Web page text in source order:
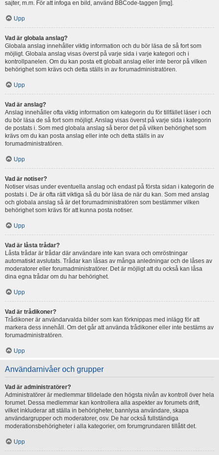
sajter, m.m. För att infoga en bild, använd BBCode-taggen [img].
Upp
Vad är globala anslag?
Globala anslag innehåller viktig information och du bör läsa de så fort som
möjligt. Globala anslag visas överst på varje sida i varje kategori och i
kontrollpanelen. Om du kan posta ett globalt anslag eller inte beror på vilken
behörighet som krävs och detta ställs in av forumadministratören.
Upp
Vad är anslag?
Anslag innehåller ofta viktig information om kategorin du för tillfället läser i och
du bör läsa de så fort som möjligt. Anslag visas överst på varje sida i kategorin
de postats i. Som med globala anslag så beror det på vilken behörighet som
krävs om du kan posta anslag eller inte och detta ställs in av
forumadministratören.
Upp
Vad är notiser?
Notiser visas under eventuella anslag och endast på första sidan i kategorin de
postats i. De är ofta rätt viktiga så du bör läsa de när du kan. Som med anslag
och globala anslag så är det forumadministratören som bestämmer vilken
behörighet som krävs för att kunna posta notiser.
Upp
Vad är låsta trådar?
Låsta trådar är trådar där användare inte kan svara och omröstningar
automatiskt avslutats. Trådar kan låsas av många anledningar och de låses av
moderatorer eller forumadministratörer. Det är möjligt att du också kan låsa
dina egna trådar om du har behörighet.
Upp
Vad är trådikoner?
Trådikoner är användarvalda bilder som kan förknippas med inlägg för att
markera dess innehåll. Om det går att använda trådikoner eller inte bestäms av
forumadministratören.
Upp
Användarnivåer och grupper
Vad är administratörer?
Administratörer är medlemmar tilldelade den högsta nivån av kontroll över hela
forumet. Dessa medlemmar kan kontrollera alla aspekter av forumets drift,
vilket inkluderar att ställa in behörigheter, bannlysa användare, skapa
användargrupper och moderatorer, osv. De har också fullständiga
moderationsbehörigheter i alla kategorier, om forumgrundaren tillåtit det.
Upp